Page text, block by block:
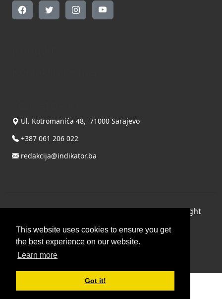
This website uses cookies to ensure you get
the best experience on our website.
Learn more
Got it!
Ul. Kotromanića 48, 71000 Sarajevo
+387 061 206 022
redakcija@indikator.ba
©Copyright 2026 by INDIKATOR d.o.o., All Right
Terms Of Use|Privacy Statement
Powered by THYME SYSTEMS doo